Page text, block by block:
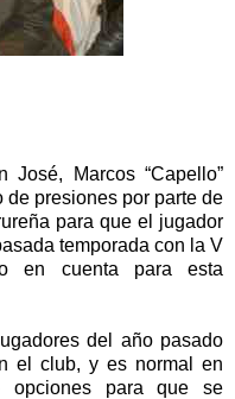
Marcos “Capello”
de presiones por parte de
para que el jugador
temporada con la V
en cuenta para esta
del año pasado
el club, y es normal en
para que se